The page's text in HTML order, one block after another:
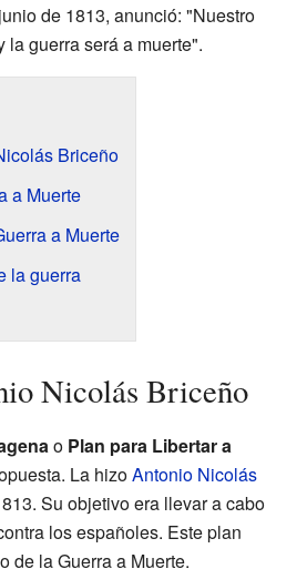
de 1813, anunció: "Nuestro
guerra será a muerte".
Briceño
a Muerte
a Muerte
la guerra
Nicolás Briceño
o Plan para Libertar a
La hizoAntonio Nicolás
Su objetivo era llevar a cabo
los españoles. Este plan
de la Guerra a Muerte.